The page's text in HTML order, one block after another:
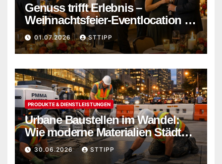
Genuss trifft Erlebnis –
Weihnachtsfeier-Eventlocation in
Flensburg buchen
01.07.2026 STTIPP
PRODUKTE & DIENSTLEISTUNGEN
Urbane Baustellen im Wandel:
Wie moderne Materialien Städte
sicherer und nachhaltiger
machen
30.06.2026 STTIPP